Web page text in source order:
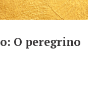
O peregrino